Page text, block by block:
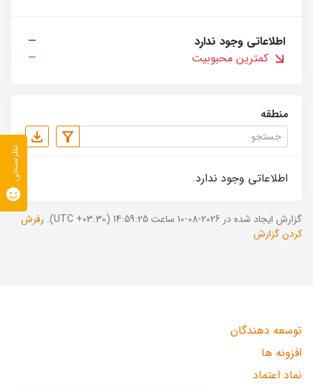
اطلاعاتی وجود ندارد
—
کمترین محبوبیت
—
منطقه
اطلاعاتی وجود ندارد.
گزارش ایجاد شده در 2026-08-10 ساعت 14:59:25 (UTC +03:30).
رفرش
کردن گزارش
توسعه دهندگان
افزونه ها
نماد اعتماد
نظرسنجی